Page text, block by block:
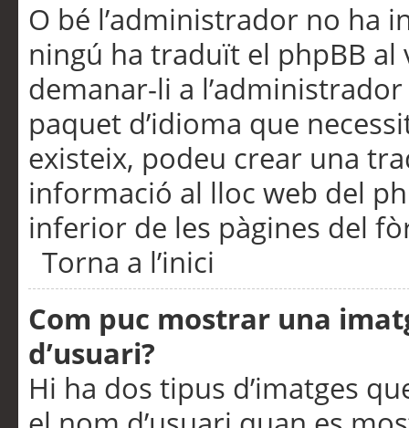
O bé l’administrador no ha
ningú ha traduït el phpBB
demanar-li a
paquet d’idioma que
existeix, podeu crear una
informació al lloc web del
inferior de les pàgines del
Torna a l’inici
Com puc mostrar una
d’usuari?
Hi ha dos tipus d’imatges